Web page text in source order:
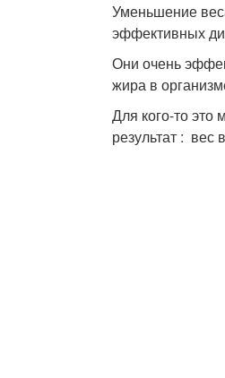
Уменьшение
эффективных
Они очень
жира в
Для кого-то
результат : вес